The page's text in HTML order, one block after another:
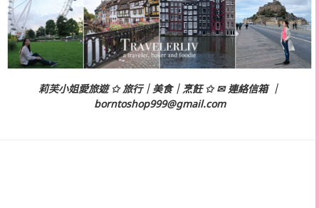
莉芙小姐愛旅遊 ✩ 旅行｜美食｜烹飪 ✩ ✉ 連絡信箱 ｜
borntoshop999@gmail.com